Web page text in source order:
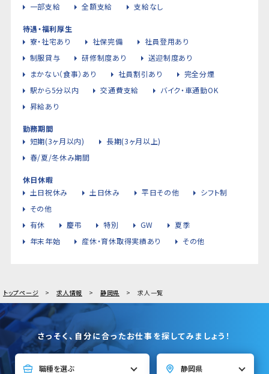
一部支給
全額支給 支給なし
待遇・福利厚生
寮・社宅あり
社保完備
社員登用あり
制服貸与
研修制度あり
送迎制度あり
まかない（食事）あり
社員割引あり
完全分煙
駅から5分以内
交通費支給
バイク・車通勤OK
昇給あり
勤務期間
短期(3ヶ月以内)
長期(3ヶ月以上)
春/夏/冬休み期間
休日休暇
土日祝休み
土日休み 平日その他
シフト制
その他
有休
慶弔 特別 GW
夏季
年末年始
産休・育休取得実績あり その他
トップページ 求人情報 静岡県 求人一覧
さっそく、自分に合ったお仕事を探してみましょう！